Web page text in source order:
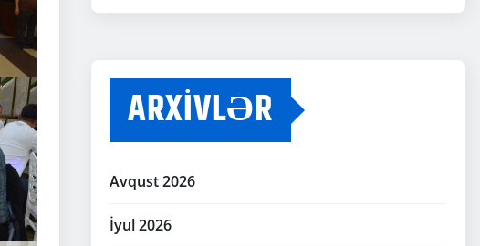
ARXIVLƏR
Avqust 2026
İyul 2026